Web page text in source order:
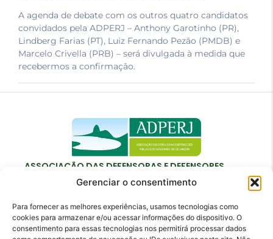
Gerenciar o consentimento
Para fornecer as melhores experiências, usamos tecnologias como
cookies para armazenar e/ou acessar informações do dispositivo. O
consentimento para essas tecnologias nos permitirá processar dados
A agenda de debate com os outros quatro candidatos
convidados pela ADPERJ – Anthony Garotinho (PR),
Lindberg Farias (PT), Luiz Fernando Pezão (PMDB) e
Marcelo Crivella (PRB) – será divulgada à medida que
recebermos a confirmação.
ASSOCIAÇÃO DAS DEFENSORAS E DEFENSORES
PÚBLICOS DO ESTADO DO RIO DE JANEIRO